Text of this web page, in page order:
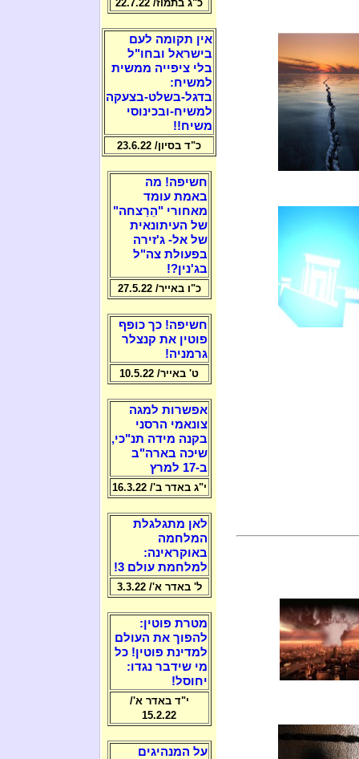
כ"ג בתמוז/ 22.7.22
אין תקומה לעם
בישראל ובחו"ל
בלי ציפייה ממשית
למשיח:
בדגל-בשלט-בצעקה
למשיח-ובכינוסי
משיח!!
כ"ד בסיון/ 23.6.22
חשיפה! מה
באמת עומד
מאחורי "הֵרַצחה"
של העיתונאית
של אל- ג'זירה
בפעולת צה"ל
בג'נין?!
כ"ו באייר/ 27.5.22
חשיפה! כך כופף
פוטין את קנצלר
גרמניה!
ט' באייר/ 10.5.22
אפשרות למגה
צונאמי הרסני
בקנה מידה תנ"כי,
שיכה בארה"ב
ב-17 למרץ
י"ג באדר ב'/ 16.3.22
לאן מתגלגלת
המלחמה
באוקראינה:
למלחמת עולם 3!
ל' באדר א'/ 3.3.22
מטרת פוטין:
להפוך את העולם
למדינת פוטין! כל
מי שידבר נגדו:
יחוסל!
י"ד באדר א'/
15.2.22
על המנהיגים